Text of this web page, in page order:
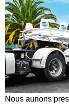
Nous aurions